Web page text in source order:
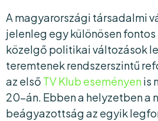
A magyarországi társadalmi
jelenleg egy különösen
közelgő politikai változások
teremtenek rendszerszintű
az első TV Klub eseményenis
20-án. Ebben a helyzetben a
beágyazottság az egyik